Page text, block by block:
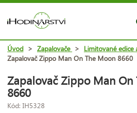
Úvod > Zapalovače > Limitované edice
Zapalovač Zippo Man On The Moon 8660
Zapalovač Zippo Man On
8660
Kód: IH5328